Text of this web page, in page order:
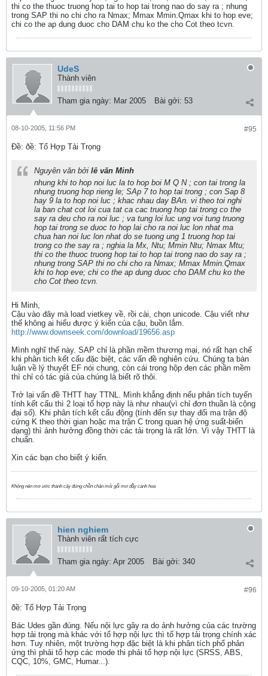
thi co the thuoc truong hop tai to hop tai trong nao do say ra ; nhung
trong SAP thi no chi cho ra Nmax; Mmax Mmin.Qmax khi to hop eve;
chi co the ap dung duoc cho DAM chu ko the cho Cot theo tcvn.
UdeS
Thành viên
Tham gia ngày: Mar 2005 Bài gởi: 53
#95
08-10-2005, 11:56 PM
Ðề: ðề: Tổ Hợp Tải Trọng
Nguyên văn bởi lê văn Minh
nhung khi to hop noi luc la to hop boi M Q N ; con tai trong la
nhung truong hop rieng le; SAp 7 to hop tai trong ; con Sap 8
hay 9 la to hop noi luc ; khac nhau day BAn. vi theo toi nghi
la ban chat cot loi cua tat ca cac truong hop tai trong co the
say ra deu cho ra noi luc ; va tung loi luc ung voi tung truong
hop tai trong se duoc to hop lai cho ra noi luc lon nhat ma
chua han noi luc lon nhat do se tuong ung 1 truong hop tai
trong co the say ra ; nghia la Mx, Ntu; Mmin Ntu; Nmax Mtu;
thi co the thuoc truong hop tai to hop tai trong nao do say ra ;
nhung trong SAP thi no chi cho ra Nmax; Mmax Mmin.Qmax
khi to hop eve; chi co the ap dung duoc cho DAM chu ko the
cho Cot theo tcvn.
Hi Minh,
Cậu vào đây mà load vietkey về, rồi cài, chọn unicode. Cậu viết như
thế không ai hiểu được ý kiến của cậu, buồn lắm.
http://www.downseek.com/download/19656.asp
Mình nghĩ thế này. SAP chỉ là phần mềm thương mại, nó rất hạn chế
khi phân tich kết cấu đặc biệt, các vấn đề nghiên cứu. Chúng ta bàn
luận về lý thuyết EF nói chung, còn cái trong hộp đen các phần mềm
thì chỉ có tác giả của chúng là biết rõ thôi.
Trở lại vấn đề THTT hay TTNL. Mình khẳng định nếu phân tích tuyến
tính kết cấu thì 2 loại tổ hợp này là như nhau(vì chỉ đơn thuần là cộng
đại số). Khi phân tích kết cấu động (tính đến sự thay đổi ma trận độ
cứng K theo thời gian hoặc ma trận C trong quan hệ ứng suất-biến
dạng) thì ảnh hưởng đồng thời các tải trọng là rất lớn. Vì vậy THTT là
chuẩn.
Xin các bạn cho biết ý kiến.
Không nên mơ ước thành cây đứng chồn chân mỏi gối mơ đầy cánh hoa
hien nghiem
Thành viên rất tích cực
Tham gia ngày: Apr 2005 Bài gởi: 340
#96
09-10-2005, 01:20 AM
ðề: Tổ Hợp Tải Trọng
Bác Udes gần đúng. Nếu nội lực gây ra do ảnh hưởng của các trường
hợp tải trọng mà khác với tổ hợp nội lực thì tổ hợp tải trọng chính xác
hơn. Tuy nhiên, một trường hợp đặc biệt là khi phân tích phổ phản
ứng thì phải tổ hợp các mode thi phải tổ hợp nội lực (SRSS, ABS,
CQC, 10%, GMC, Humar...).